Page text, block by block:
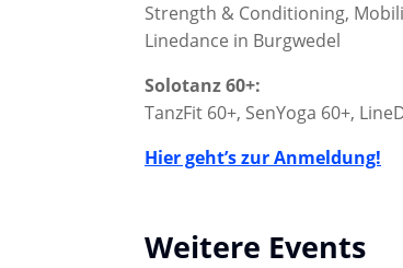
Strength & Conditioning,
Linedance in Burgwedel
Solotanz 60+:
TanzFit 60+, SenYoga 60+,
Hier geht’s zur Anmeldung!
Weitere Events